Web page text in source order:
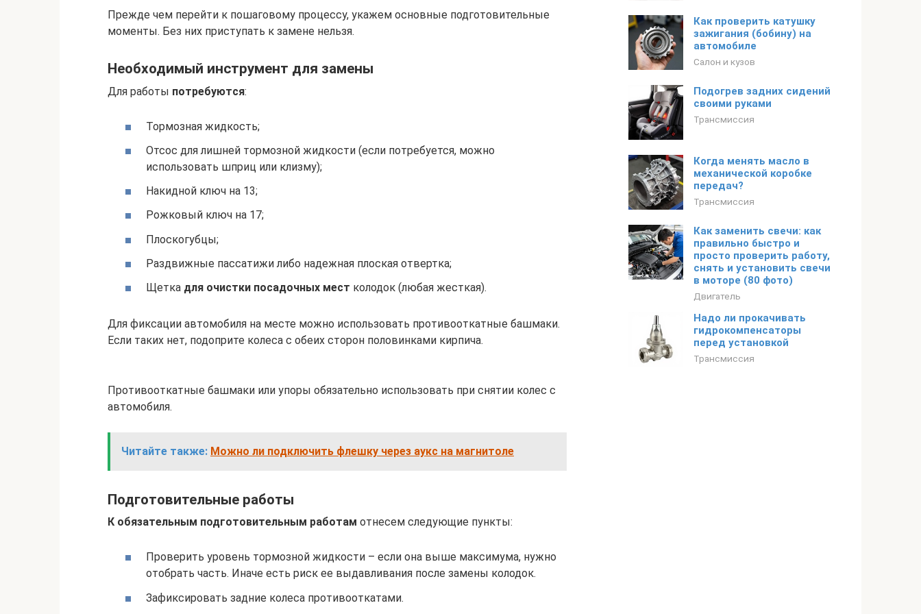
Прежде чем перейти к пошаговому процессу, укажем основные подготовительные
моменты. Без них приступать к замене нельзя.
Необходимый инструмент для замены
Для работы потребуются:
Тормозная жидкость;
Отсос для лишней тормозной жидкости (если потребуется, можно
использовать шприц или клизму);
Накидной ключ на 13;
Рожковый ключ на 17;
Плоскогубцы;
Раздвижные пассатижи либо надежная плоская отвертка;
Щетка для очистки посадочных мест колодок (любая жесткая).
Для фиксации автомобиля на месте можно использовать противооткатные башмаки.
Если таких нет, подоприте колеса с обеих сторон половинками кирпича.
Противооткатные башмаки или упоры обязательно использовать при снятии колес с
автомобиля.
Читайте также: Можно ли подключить флешку через аукс на магнитоле
Подготовительные работы
К обязательным подготовительным работам отнесем следующие пункты:
Проверить уровень тормозной жидкости – если она выше максимума, нужно
отобрать часть. Иначе есть риск ее выдавливания после замены колодок.
Зафиксировать задние колеса противооткатами.
Как проверить катушку
зажигания (бобину) на
автомобиле
Салон и кузов
Подогрев задних сидений
своими руками
Трансмиссия
Когда менять масло в
механической коробке
передач?
Трансмиссия
Как заменить свечи: как
правильно быстро и
просто проверить работу,
снять и установить свечи
в моторе (80 фото)
Двигатель
Надо ли прокачивать
гидрокомпенсаторы
перед установкой
Трансмиссия